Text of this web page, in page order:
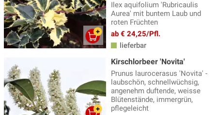
Ilex aquifolium 'Rubricaulis
Aurea' mit buntem Laub und
roten Früchten
ab € 24,25/Pfl.
lieferbar
Kirschlorbeer 'Novita'
Prunus laurocerasus 'Novita' -
laubschön, schnellwüchsig,
angenehm duftende, weisse
Blütenstände, immergrün,
pflegeleicht